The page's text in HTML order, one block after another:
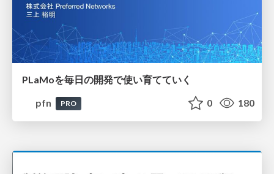
PLaMoを毎日の開発で使い育てていく
pfn
PRO 0 180